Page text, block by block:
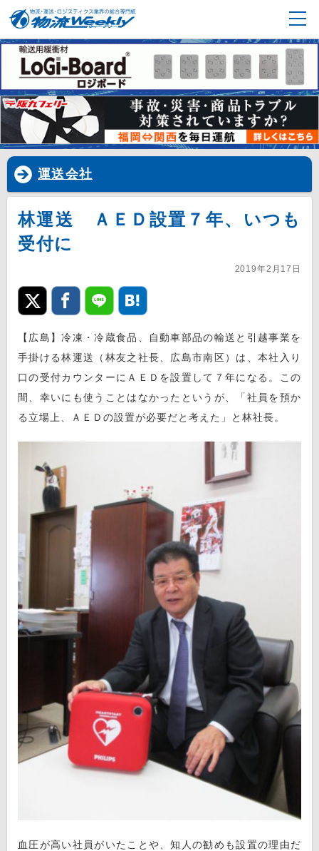
運送会社
林運送 ＡＥＤ設置７年、いつも
受付に
2019年2月17日
【広島】冷凍・冷蔵食品、自動車部品の輸送と引越事業を
手掛ける林運送（林友之社長、広島市南区）は、本社入り
口の受付カウンターにＡＥＤを設置して７年になる。この
間、幸いにも使うことはなかったというが、「社員を預か
る立場上、ＡＥＤの設置が必要だと考えた」と林社長。
血圧が高い社員がいたことや、知人の勧めも設置の理由だ